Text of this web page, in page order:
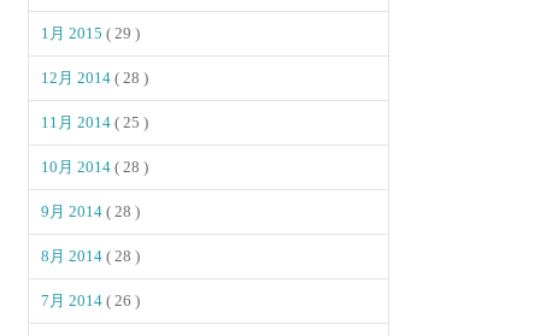
1月 2015( 29 )
12月 2014( 28 )
11月 2014( 25 )
10月 2014( 28 )
9月 2014( 28 )
8月 2014( 28 )
7月 2014( 26 )